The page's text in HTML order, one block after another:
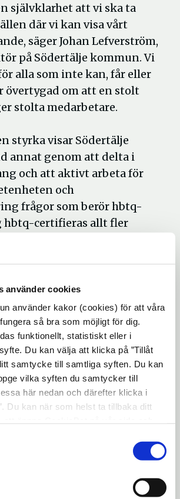
använder cookies
använder kakor (cookies) för att våra
så bra som möjligt för dig.
funktionellt, statistiskt eller i
Du kan välja att klicka på ”Tillåt
samtycke till samtliga syften. Du kan
vilka syften du samtycker till
här nedan och därefter klicka i
Du kan när som helst ta tillbaka ditt
du läsa om hur kakorna används och
inhämtar och behandlar
självklarhet att vi ska ta
där vi kan visa vårt
säger Johan Lefverström,
på Södertälje kommun. Vi
alla som inte kan, får eller
övertygad om att en stolt
stolta medarbetare.
styrka visar Södertälje
annat genom att delta i
och att aktivt arbeta för
och
frågor som berör hbtq-
hbtq-certifieras allt fler
Genom
kommunens
rättighetsfrågor,
bemötande och mänskliga
går av stapeln mellan 27
och arrangeras av
som tillsammans med
är värd för Euro Pride
två städer arrangerar
Pride är med som